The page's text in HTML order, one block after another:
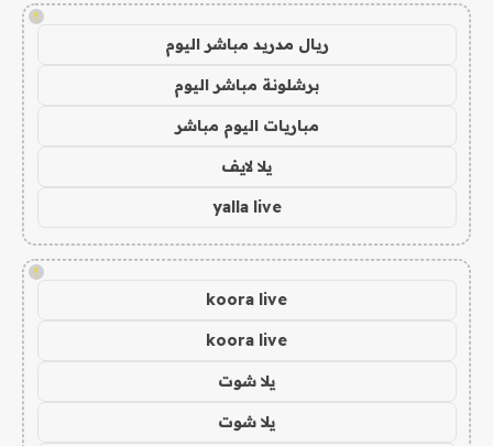
!
ريال مدريد مباشر اليوم
برشلونة مباشر اليوم
مباريات اليوم مباشر
يلا لايف
yalla live
!
koora live
koora live
يلا شوت
يلا شوت